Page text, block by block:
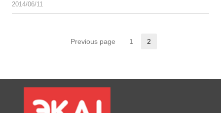
2014/06/11
Previous page Страница
1 2